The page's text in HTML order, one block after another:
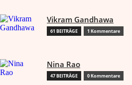
Vikram Gandhawa
61 BEITRÄGE 1 Kommentare
Nina Rao
47 BEITRÄGE 0 Kommentare